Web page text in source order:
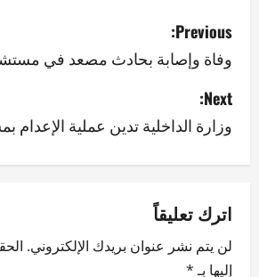
P
o
s
t
n
a
v
Previous:
وفاة وإصابة بحادث مصعد في
Next:
وزارة الداخلية تدين عملية الإعدام
اترك تعليقاً
لن يتم نشر عنوان بريدك الإلكتروني.
إليها بـ*